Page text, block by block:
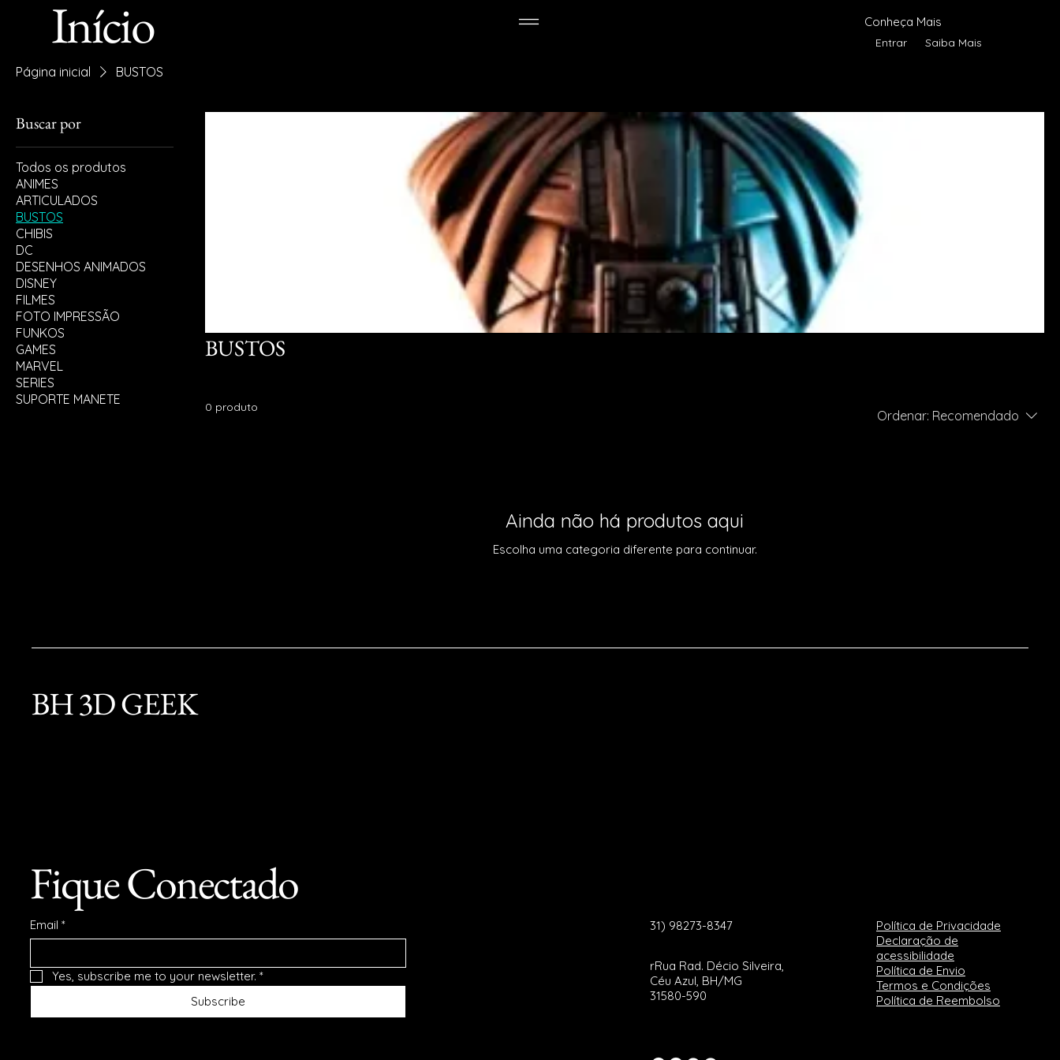
Início Conheça Mais
Entrar Saiba Mais
Página inicial BUSTOS
Buscar por
Todos os produtos
ANIMES
ARTICULADOS
BUSTOS
CHIBIS
DC
DESENHOS ANIMADOS
DISNEY
FILMES
FOTO IMPRESSÃO
FUNKOS
GAMES
MARVEL
SERIES
SUPORTE MANETE
BUSTOS
0 produto
Ordenar: Recomendado
Ainda não há produtos aqui
Escolha uma categoria diferente para continuar.
BH 3D GEEK
Fique Conectado
Email *
Yes, subscribe me to your newsletter. *
Subscribe
31) 98273-8347
rRua Rad. Décio Silveira,
Céu Azul, BH/MG
31580-590
Política de Privacidade
Declaração de
acessibilidade
Política de Envio
Termos e Condições
Política de Reembolso